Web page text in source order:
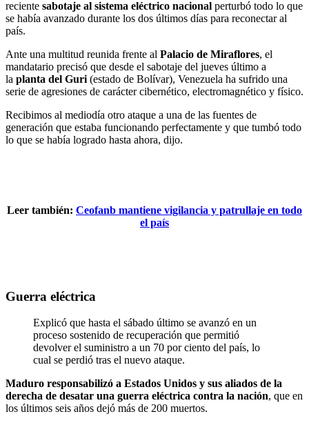
reciente sabotaje al sistema eléctrico nacional perturbó todo lo que
se había avanzado durante los dos últimos días para reconectar al
país.
Ante una multitud reunida frente al Palacio de Miraflores, el
mandatario precisó que desde el sabotaje del jueves último a
la planta del Guri (estado de Bolívar), Venezuela ha sufrido una
serie de agresiones de carácter cibernético, electromagnético y físico.
Recibimos al mediodía otro ataque a una de las fuentes de
generación que estaba funcionando perfectamente y que tumbó todo
lo que se había logrado hasta ahora, dijo.
Leer también: Ceofanb mantiene vigilancia y patrullaje en todo
el país
Guerra eléctrica
Explicó que hasta el sábado último se avanzó en un
proceso sostenido de recuperación que permitió
devolver el suministro a un 70 por ciento del país, lo
cual se perdió tras el nuevo ataque.
Maduro responsabilizó a Estados Unidos y sus aliados de la
derecha de desatar una guerra eléctrica contra la nación, que en
los últimos seis años dejó más de 200 muertos.